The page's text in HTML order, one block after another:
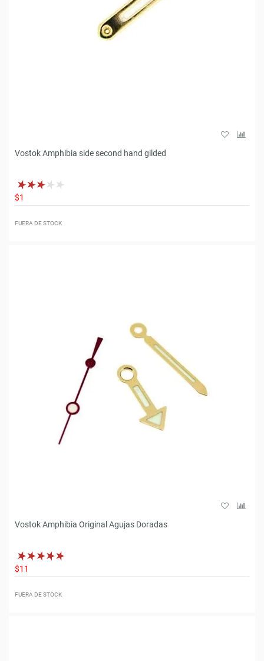
Vostok Amphibia side second hand gilded
$1
FUERA DE STOCK
Vostok Amphibia Original Agujas Doradas
$11
FUERA DE STOCK